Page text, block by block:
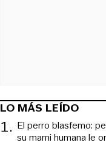
LO MÁS LEÍDO
1. El perro blasfemo:
su mami humana le